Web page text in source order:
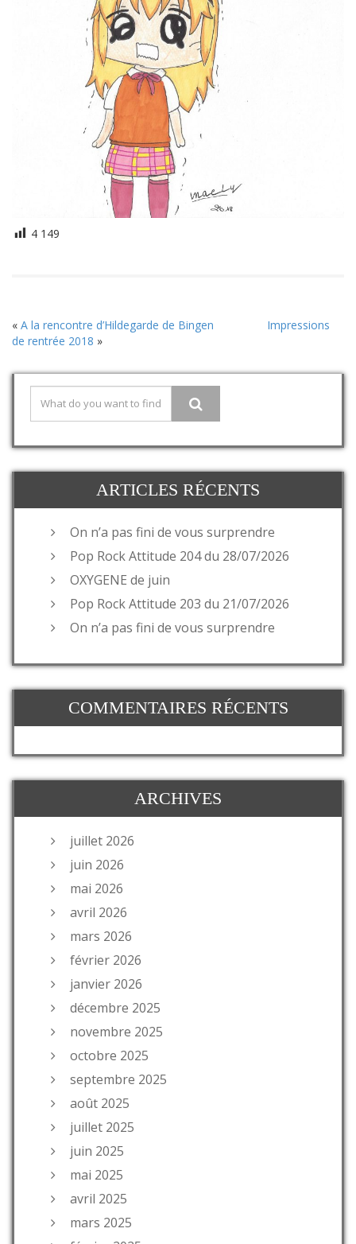
4 149
« A la rencontre d’Hildegarde de Bingen
Impressions
de rentrée 2018 »
ARTICLES RÉCENTS
On n’a pas fini de vous surprendre
Pop Rock Attitude 204 du 28/07/2026
OXYGENE de juin
Pop Rock Attitude 203 du 21/07/2026
On n’a pas fini de vous surprendre
COMMENTAIRES RÉCENTS
ARCHIVES
juillet 2026
juin 2026
mai 2026
avril 2026
mars 2026
février 2026
janvier 2026
décembre 2025
novembre 2025
octobre 2025
septembre 2025
août 2025
juillet 2025
juin 2025
mai 2025
avril 2025
mars 2025